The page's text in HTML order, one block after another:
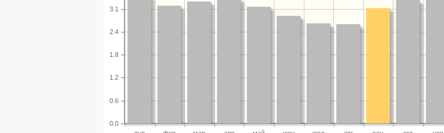
0.0
0.6
1.2
1.8
2.4
3.1